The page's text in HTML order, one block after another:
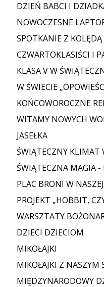
DZIEŃ BABCI I
NOWOCZESNE
SPOTKANIE Z
CZWARTOKLASIŚCI I
KLASA V W
W ŚWIECIE
KOŃCOWOROCZNE
WITAMY NOWYCH
JASEŁKA
ŚWIĄTECZNY KLIMAT
ŚWIĄTECZNA MAGIA -
PLAC BRONI W
PROJEKT „HOBBIT,
WARSZTATY
DZIECI DZIECIOM
MIKOŁAJKI
MIKOŁAJKI Z NASZYM
MIĘDZYNARODOWY